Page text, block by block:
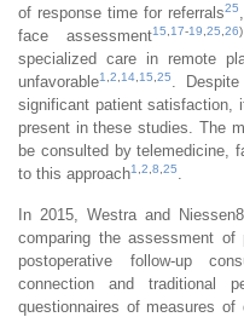
of response time for referrals25
face assessment15 17-19 25 26)
specialized care in remote
unfavorable1 2 14 15 25
.
significant patient satisfaction,
present in these studies. The
be consulted by telemedicine,
to this approach1 2 8 25
In 2015, Westra and
comparing the assessment
postoperative follow-up
connection and traditional
questionnaires of measures